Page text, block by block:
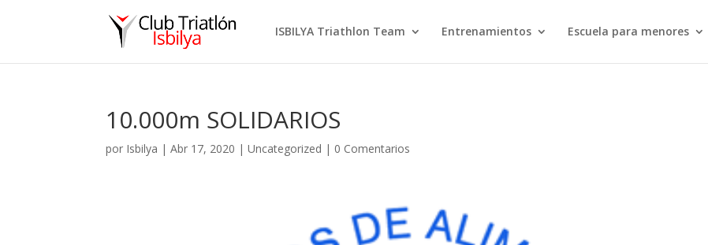
ISBILYA Triathlon Team Entrenamientos Escuela para menores
10.000m SOLIDARIOS
por Isbilya |Abr 17, 2020 |Uncategorized | 0 Comentarios